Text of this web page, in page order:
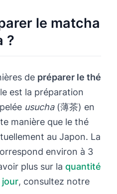
le matcha
?
de préparer le thé
est la préparation
usucha(薄茶) en
manière que le thé
au Japon. La
environ à 3
plus sur la quantité
jour, consultez notre